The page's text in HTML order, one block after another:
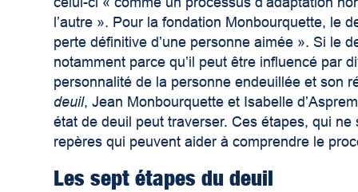
l’autre ». Pour la fondation Monbourquette, le
perte définitive d’une personne aimée ». Si le
notamment parce qu’il peut être influencé par
personnalité de la personne endeuillée et son
deuil, Jean Monbourquette et Isabelle
état de deuil peut traverser. Ces étapes, qui
repères qui peuvent aider à comprendre le
Les sept étapes du deuil